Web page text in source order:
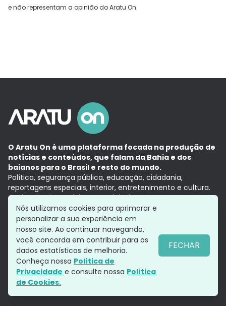
e não representam a opinião do Aratu On.
O Aratu On é uma plataforma focada na produção de
notícias e conteúdos, que falam da Bahia e dos
baianos para o Brasil e resto do mundo.
Política, segurança pública, educação, cidadania,
reportagens especiais, interior, entretenimento e cultura.
Aqui, tudo vira notícia e a notícia é no tempo presente,
com a credibilidade do Grupo Aratu.
Grupo Aratu
Política de privacidade
Siga-nos
Nós utilizamos cookies para aprimorar e
personalizar a sua experiência em
nosso site. Ao continuar navegando,
você concorda em contribuir para os
dados estatísticos de melhoria.
Conheça nossa Política de
Privacidade e consulte nossa Política
de Cookies.
FECHAR